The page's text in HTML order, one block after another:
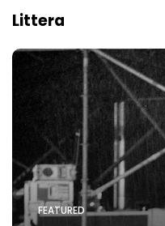
Littera
FEATURED